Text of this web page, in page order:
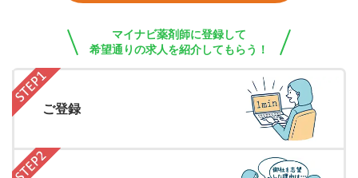
マイナビ薬剤師に登録して
希望通りの求人を紹介してもらう！
ご登録